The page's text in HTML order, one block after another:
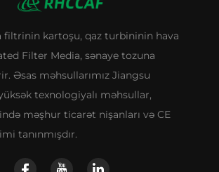
filtrinin kartoşu, qaz turbininin hava
Filter Media, sənaye tozuna
Əsas məhsullarımız Jiangsu
texnologiyalı məhsullar,
məşhur ticarət nişanları və CE
tanınmışdır.